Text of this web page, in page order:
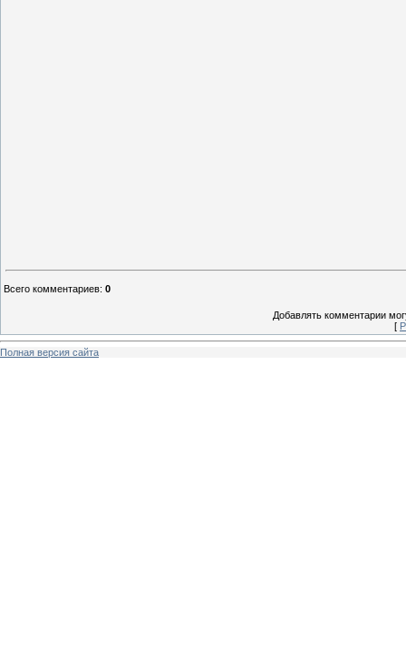
Всего комментариев: 0
Добавлять комментарии
[
Полная версия сайта